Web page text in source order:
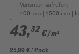
Varianten aufrufen:
400 mm | 1500 mm |
43,32€/ m²
25,99 € / Pack